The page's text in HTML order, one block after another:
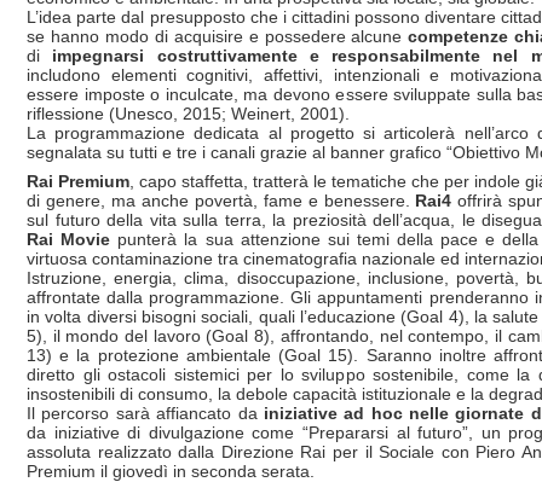
L’idea parte dal presupposto che i cittadini possono diventare
se hanno modo di acquisire e possedere alcunecompetenze
di impegnarsi costruttivamente e responsabilmente nel
includono elementi cognitivi, affettivi, intenzionali e
essere imposte o inculcate, ma devono essere sviluppate sulla
riflessione (Unesco, 2015; Weinert, 2001).
La programmazione dedicata al progetto si articolerà
segnalata su tutti e tre i canali grazie al banner grafico “Obiettivo
Rai Premium , capo staffetta, tratterà le tematiche che per indole
di genere, ma anche povertà, fame e benessere. Rai4 offrirà
sul futuro della vita sulla terra, la preziosità dell’acqua, le
Rai Movie punterà la sua attenzione sui temi della pace e
virtuosa contaminazione tra cinematografia nazionale ed
Istruzione, energia, clima, disoccupazione, inclusione, povertà,
affrontate dalla programmazione. Gli appuntamenti prenderanno
in volta diversi bisogni sociali, quali l’educazione (Goal 4), la
5), il mondo del lavoro (Goal 8), affrontando, nel contempo, il
13) e la protezione ambientale (Goal 15). Saranno inoltre
diretto gli ostacoli sistemici per lo sviluppo sostenibile, come la
insostenibili di consumo, la debole capacità istituzionale e la
Il percorso sarà affiancato da iniziative ad hoc nelle giornate
da iniziative di divulgazione come “Prepararsi al futuro”, un
assoluta realizzato dalla Direzione Rai per il Sociale con Piero
Premium il giovedì in seconda serata.